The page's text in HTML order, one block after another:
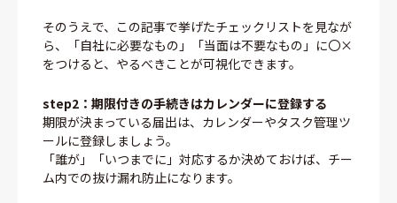
そのうえで、この記事で挙げたチェックリストを見なが
ら、「自社に必要なもの」「当面は不要なもの」に〇×
をつけると、やるべきことが可視化できます。
step2：期限付きの手続きはカレンダーに登録する
期限が決まっている届出は、カレンダーやタスク管理ツ
ールに登録しましょう。
「誰が」「いつまでに」対応するか決めておけば、チー
ム内での抜け漏れ防止になります。